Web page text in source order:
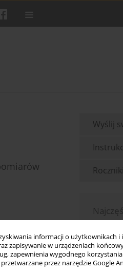
informacji o użytkownikach i
zapisywanie w urządzeniach
zapewnienia wygodnego
przez narzędzie Google
Statystyki
Wyślij
Roczniki
Ogrody
wieku